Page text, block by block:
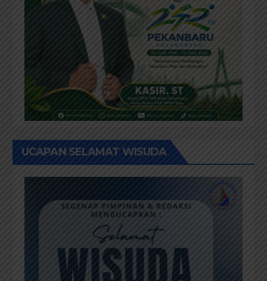
UCAPAN SELAMAT WISUDA